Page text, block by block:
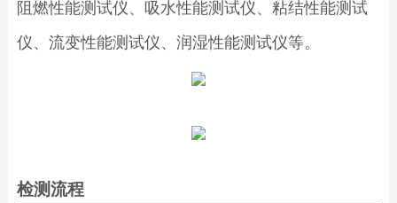
阻燃性能测试仪、吸水性能测试仪、粘结性能测试
仪、流变性能测试仪、润湿性能测试仪等。
检测流程